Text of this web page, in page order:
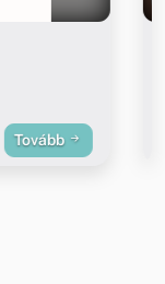
Tovább